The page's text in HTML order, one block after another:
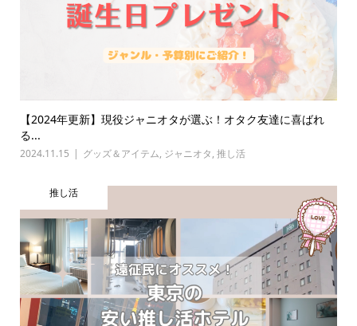
【2024年更新】現役ジャニオタが選ぶ！オタク友達に喜ばれ
る...
2024.11.15 グッズ＆アイテム, ジャニオタ, 推し活
推し活